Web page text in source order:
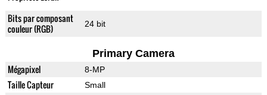
Bits par composant
couleur (RGB)
24 bit
Primary Camera
Mégapixel 8-MP
Taille Capteur Small